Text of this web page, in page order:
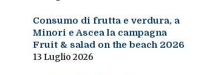
Consumo di frutta e verdura, a
Minori e Ascea la campagna
Fruit & salad on the beach 2026
13 Luglio 2026